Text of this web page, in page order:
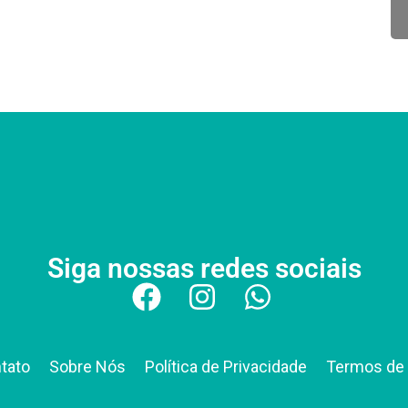
Siga nossas redes sociais
Sobre Nós Política de Privacidade Termos de